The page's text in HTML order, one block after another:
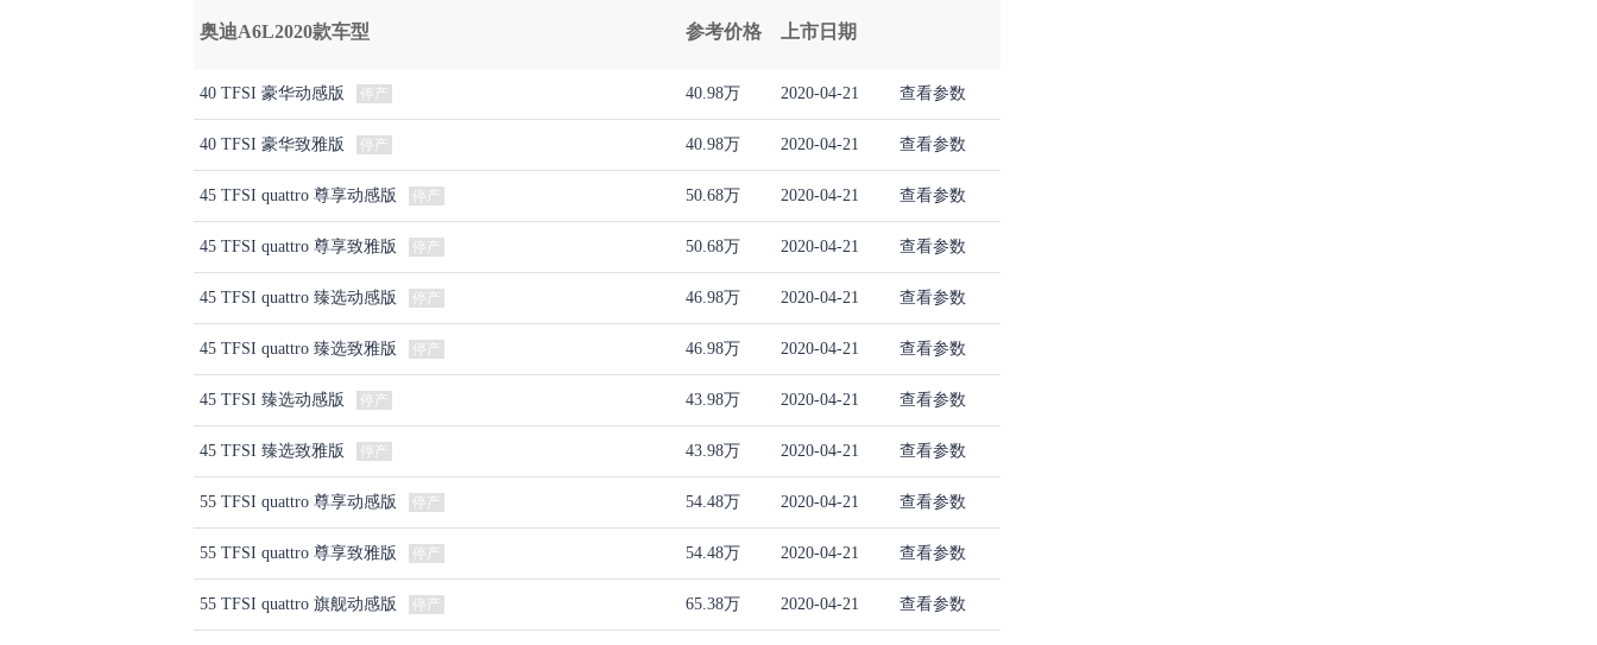
奥迪A6L2020款车型 参考价格 上市日期
40 TFSI 豪华动感版 停产 40.98万 2020-04-21 查看参数
40 TFSI 豪华致雅版 停产 40.98万 2020-04-21 查看参数
45 TFSI quattro 尊享动感版 停产 50.68万 2020-04-21 查看参数
45 TFSI quattro 尊享致雅版 停产 50.68万 2020-04-21 查看参数
45 TFSI quattro 臻选动感版 停产 46.98万 2020-04-21 查看参数
45 TFSI quattro 臻选致雅版 停产 46.98万 2020-04-21 查看参数
45 TFSI 臻选动感版 停产 43.98万 2020-04-21 查看参数
45 TFSI 臻选致雅版 停产 43.98万 2020-04-21 查看参数
55 TFSI quattro 尊享动感版 停产 54.48万 2020-04-21 查看参数
55 TFSI quattro 尊享致雅版 停产 54.48万 2020-04-21 查看参数
55 TFSI quattro 旗舰动感版 停产 65.38万 2020-04-21 查看参数